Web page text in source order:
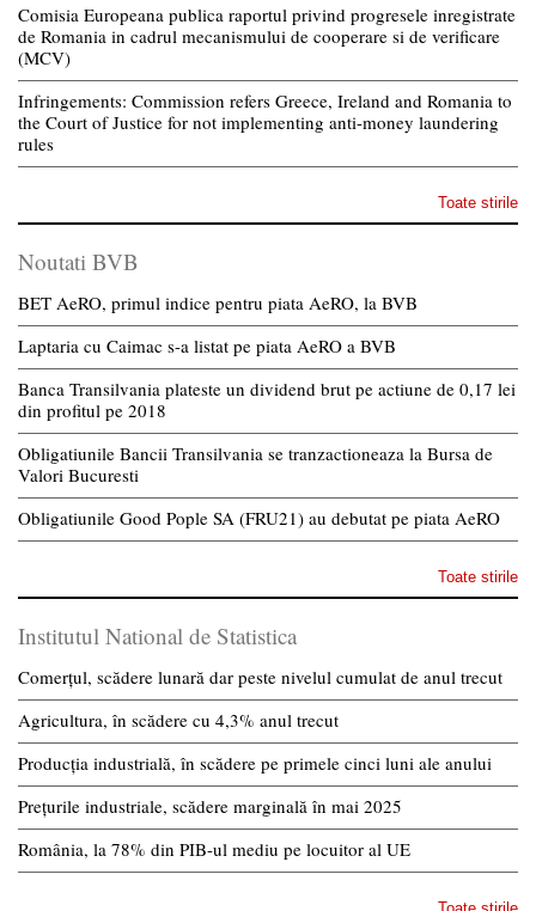
Comisia Europeana publica raportul privind progresele inregistrate
de Romania in cadrul mecanismului de cooperare si de verificare
(MCV)
Infringements: Commission refers Greece, Ireland and Romania to
the Court of Justice for not implementing anti-money laundering
rules
Toate stirile
Noutati BVB
BET AeRO, primul indice pentru piata AeRO, la BVB
Laptaria cu Caimac s-a listat pe piata AeRO a BVB
Banca Transilvania plateste un dividend brut pe actiune de 0,17 lei
din profitul pe 2018
Obligatiunile Bancii Transilvania se tranzactioneaza la Bursa de
Valori Bucuresti
Obligatiunile Good Pople SA (FRU21) au debutat pe piata AeRO
Toate stirile
Institutul National de Statistica
Comerțul, scădere lunară dar peste nivelul cumulat de anul trecut
Agricultura, în scădere cu 4,3% anul trecut
Producția industrială, în scădere pe primele cinci luni ale anului
Prețurile industriale, scădere marginală în mai 2025
România, la 78% din PIB-ul mediu pe locuitor al UE